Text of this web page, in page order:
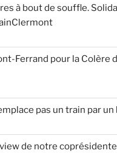
à bout de souffle.
Ferrand pour la Colère
pas un train par un
de notre